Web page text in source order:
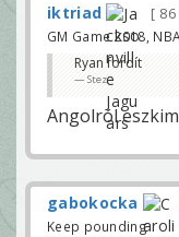
iktriad 86
GM Game 2018,
Ryan fordít
Stez
Angolról
gabokocka
Keep pounding